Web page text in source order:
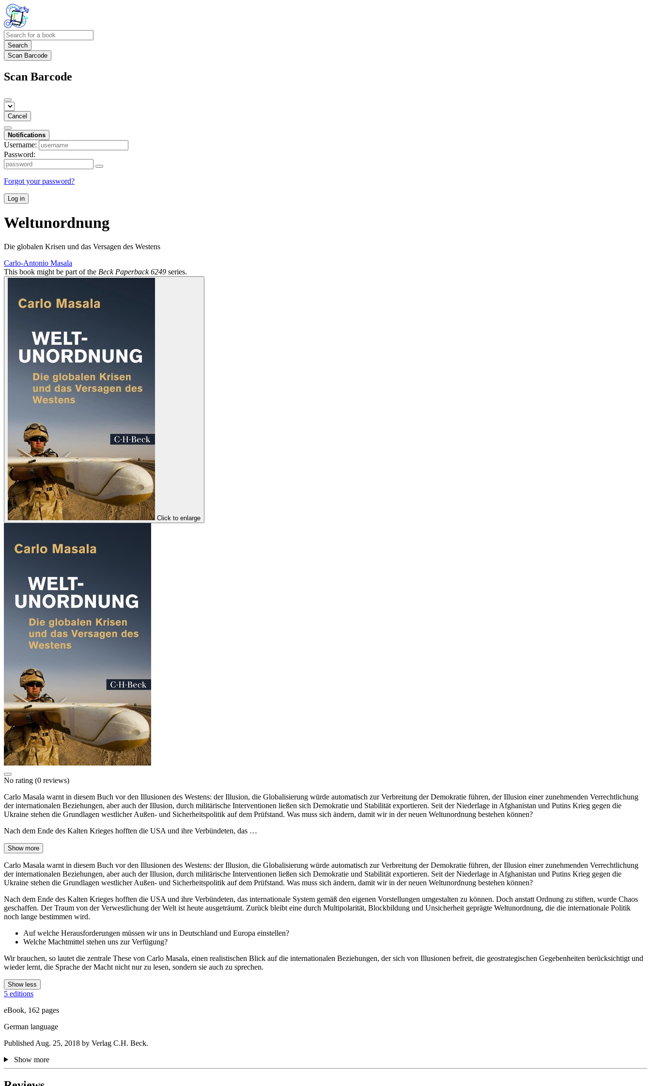
Search
Scan Barcode
Scan Barcode
Cancel
Notifications
Username:
Password:
Forgot your password?
Log in
Weltunordnung
Die globalen Krisen und das Versagen des Westens
Carlo-Antonio Masala
This book might be part of the Beck Paperback 6249 series.
Click to enlarge
No rating (0 reviews)
Carlo Masala warnt in diesem Buch vor den Illusionen des Westens: der Illusion, die Globalisierung würde automatisch zur Verbreitung der Demokratie führen, der Illusion einer zunehmenden Verrechtlichung
der internationalen Beziehungen, aber auch der Illusion, durch militärische Interventionen ließen sich Demokratie und Stabilität exportieren. Seit der Niederlage in Afghanistan und Putins Krieg gegen die
Ukraine stehen die Grundlagen westlicher Außen- und Sicherheitspolitik auf dem Prüfstand. Was muss sich ändern, damit wir in der neuen Weltunordnung bestehen können?
Nach dem Ende des Kalten Krieges hofften die USA und ihre Verbündeten, das …
Show more
Carlo Masala warnt in diesem Buch vor den Illusionen des Westens: der Illusion, die Globalisierung würde automatisch zur Verbreitung der Demokratie führen, der Illusion einer zunehmenden Verrechtlichung
der internationalen Beziehungen, aber auch der Illusion, durch militärische Interventionen ließen sich Demokratie und Stabilität exportieren. Seit der Niederlage in Afghanistan und Putins Krieg gegen die
Ukraine stehen die Grundlagen westlicher Außen- und Sicherheitspolitik auf dem Prüfstand. Was muss sich ändern, damit wir in der neuen Weltunordnung bestehen können?
Nach dem Ende des Kalten Krieges hofften die USA und ihre Verbündeten, das internationale System gemäß den eigenen Vorstellungen umgestalten zu können. Doch anstatt Ordnung zu stiften, wurde Chaos
geschaffen. Der Traum von der Verwestlichung der Welt ist heute ausgeträumt. Zurück bleibt eine durch Multipolarität, Blockbildung und Unsicherheit geprägte Weltunordnung, die die internationale Politik
noch lange bestimmen wird.
Auf welche Herausforderungen müssen wir uns in Deutschland und Europa einstellen?
Welche Machtmittel stehen uns zur Verfügung?
Wir brauchen, so lautet die zentrale These von Carlo Masala, einen realistischen Blick auf die internationalen Beziehungen, der sich von Illusionen befreit, die geostrategischen Gegebenheiten berücksichtigt und
wieder lernt, die Sprache der Macht nicht nur zu lesen, sondern sie auch zu sprechen.
Show less
5 editions
eBook, 162 pages
German language
Published Aug. 25, 2018 by Verlag C.H. Beck.
Show more